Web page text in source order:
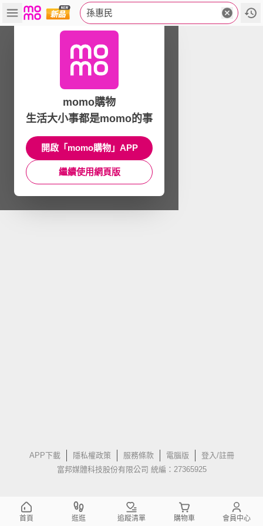
孫惠民
APP下載 隱私權政策 服務條款 電腦版
登入/註冊
富邦媒體科技股份有限公司 統編：27365925
momo購物
生活大小事都是momo的事
開啟「momo購物」APP
繼續使用網頁版
首頁 逛逛 追蹤清單 購物車 會員中心